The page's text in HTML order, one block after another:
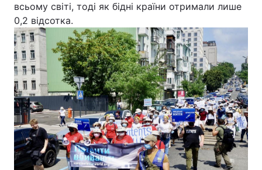
Контакти
ПОСЛУГИ
Реклама на сайті Фотобанк
Моніторинг Пресцентр
всьому світі, тоді як бідні країни отримали лише
0,2 відсотка.